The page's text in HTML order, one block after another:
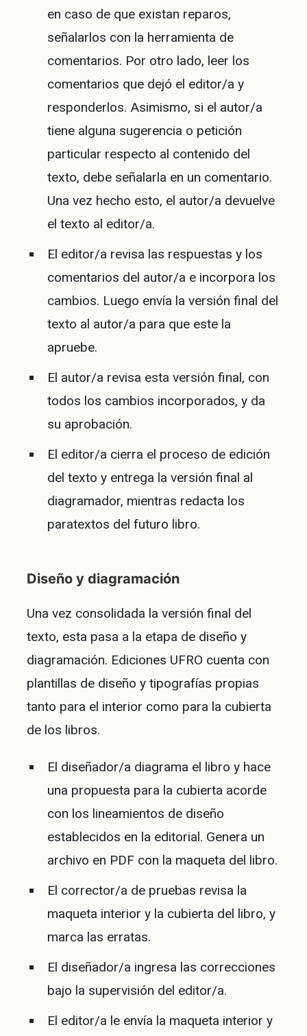
en caso de que existan reparos,
señalarlos con la herramienta de
comentarios. Por otro lado, leer los
comentarios que dejó el editor/a y
responderlos. Asimismo, si el autor/a
tiene alguna sugerencia o petición
particular respecto al contenido del
texto, debe señalarla en un comentario.
Una vez hecho esto, el autor/a devuelve
el texto al editor/a.
El editor/a revisa las respuestas y los
comentarios del autor/a e incorpora los
cambios. Luego envía la versión final del
texto al autor/a para que este la
apruebe.
El autor/a revisa esta versión final, con
todos los cambios incorporados, y da
su aprobación.
El editor/a cierra el proceso de edición
del texto y entrega la versión final al
diagramador, mientras redacta los
paratextos del futuro libro.
Diseño y diagramación
Una vez consolidada la versión final del
texto, esta pasa a la etapa de diseño y
diagramación. Ediciones UFRO cuenta con
plantillas de diseño y tipografías propias
tanto para el interior como para la cubierta
de los libros.
El diseñador/a diagrama el libro y hace
una propuesta para la cubierta acorde
con los lineamientos de diseño
establecidos en la editorial. Genera un
archivo en PDF con la maqueta del libro.
El corrector/a de pruebas revisa la
maqueta interior y la cubierta del libro, y
marca las erratas.
El diseñador/a ingresa las correcciones
bajo la supervisión del editor/a.
El editor/a le envía la maqueta interior y